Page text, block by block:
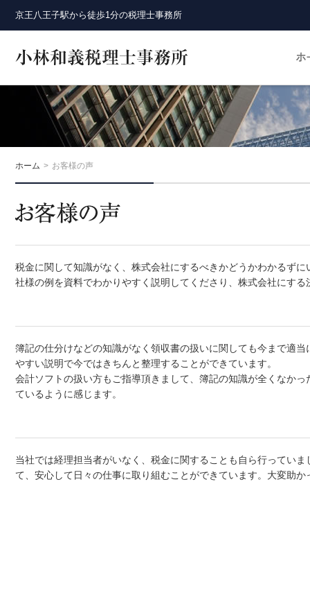
京王八王子駅から徒歩1分の税理士事務所
ホーム お客様の声
税金に関して知識がなく、株式会社にするべきかどうかわかるず
社様の例を資料でわかりやすく説明してくださり、株式会社にする
簿記の仕分けなどの知識がなく領収書の扱いに関しても今まで適
やすい説明で今ではきちんと整理することができています。
会計ソフトの扱い方もご指導頂きまして、簿記の知識が全くなか
ているように感じます。
当社では経理担当者がいなく、税金に関することも自ら行ってい
て、安心して日々の仕事に取り組むことができています。大変助か